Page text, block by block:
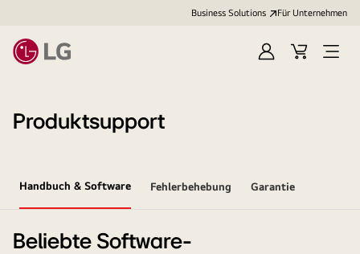
Business Solutions Für Unternehmen
Anmelden
Cart
Open
Produktsupport
Handbuch & Software Fehlerbehebung Garantie
Beliebte Software-